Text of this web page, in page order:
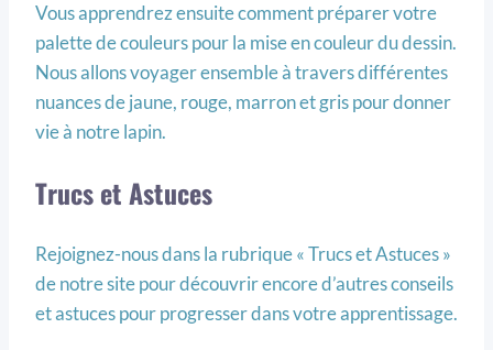
Vous apprendrez ensuite comment préparer votre
palette de couleurs pour la mise en couleur du dessin.
Nous allons voyager ensemble à travers différentes
nuances de jaune, rouge, marron et gris pour donner
vie à notre lapin.
Trucs et Astuces
Rejoignez-nous dans la rubrique « Trucs et Astuces »
de notre site pour découvrir encore d’autres conseils
et astuces pour progresser dans votre apprentissage.